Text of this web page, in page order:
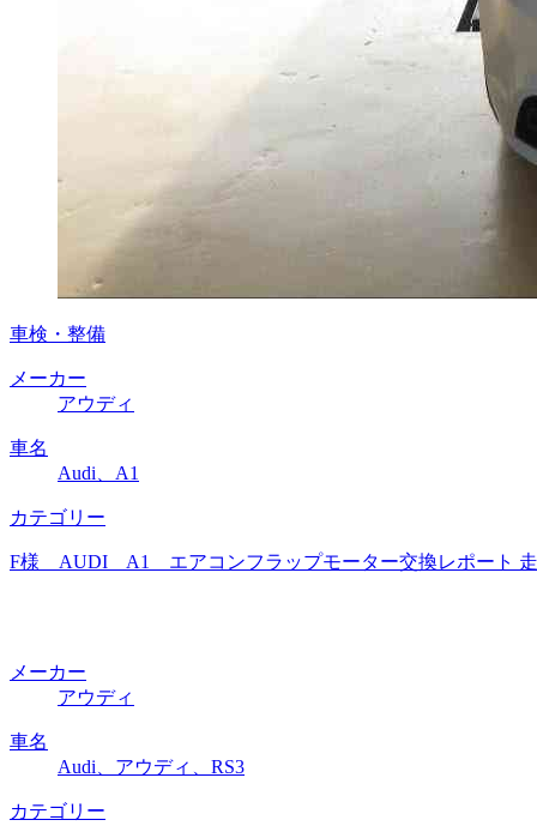
車検・整備
メーカー
アウディ
車名
Audi、A1
カテゴリー
F様 AUDI A1 エアコンフラップモーター交換レポート
メーカー
アウディ
車名
Audi、アウディ、RS3
カテゴリー